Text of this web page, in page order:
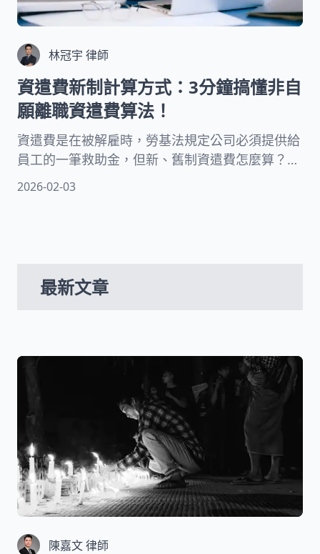
林冠宇 律師
資遣費新制計算方式：3分鐘搞懂非自
願離職資遣費算法！
資遣費是在被解雇時，勞基法規定公司必須提供給
員工的一筆救助金，但新、舊制資遣費怎麼算？試
用期能領資遣費嗎？時薪制員工也有資遣費嗎？被
2026-02-03
最新文章
陳嘉文 律師